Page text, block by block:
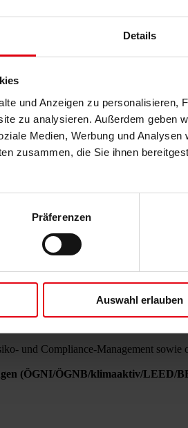
Details
und Anzeigen zu personalisieren,
zu analysieren. Außerdem geben
Medien, Werbung und
zusammen, die Sie ihnen
Präferenzen
Auswahl erlauben
Ingenieurwesen, Vergabe-
Gesundheitseinrichtungen,
Priorisierung,Ausführungsplanung
undÜbergabe.
und Compliance-Management sowie
(ÖGNI/ÖGNB/klimaaktiv/LEED/